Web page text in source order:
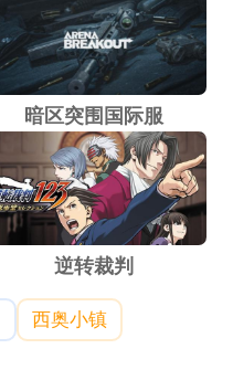
暗区突围国际服
逆转裁判
西奥小镇